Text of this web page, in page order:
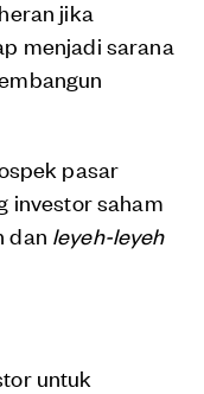
jika
menjadi sarana
pasar
investor saham
dan leyeh-leyeh
untuk